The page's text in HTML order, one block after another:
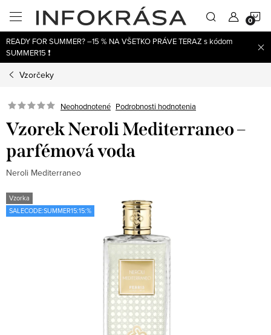
obsah
READY FOR SUMMER? –15 % NA VŠETKO PRÁVE TERAZ s kódom
SUMMER15 ❗
Vzorčeky
Neohodnotené Podrobnosti hodnotenia
Vzorek Neroli Mediterraneo –
parfémová voda
Neroli Mediterraneo
Vzorka
SALECODE:SUMMER15:15:%